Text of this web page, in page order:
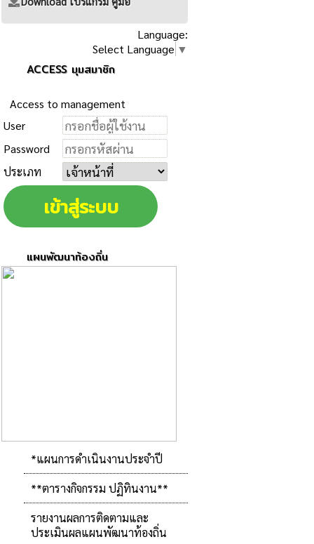
Language:
Select Language ▼
ACCESS มุมสมาชิก
Access to management
User
Password
ประเภท
แผนพัฒนาท้องถิ่น
*แผนการดำเนินงานประจำปี
**ตารางกิจกรรม ปฏิทินงาน**
รายงานผลการติดตามและ
ประเมินผลแผนพัฒนาท้องถิ่น